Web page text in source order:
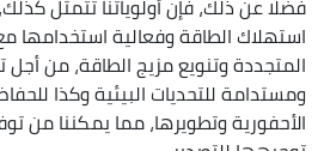
استهلاك الطاقة وفعالية استخدامها
المتجددة وتنويع مزيج الطاقة، من أجل
ومستدامة للتحديات البيئية وكذا
الأحفورية وتطويرها، مما يمكننا من